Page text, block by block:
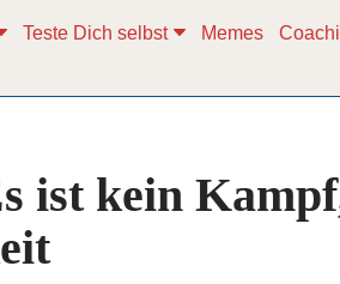
Teste Dich selbst Memes
ist kein